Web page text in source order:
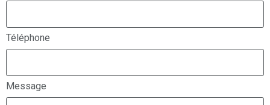
Téléphone
Message